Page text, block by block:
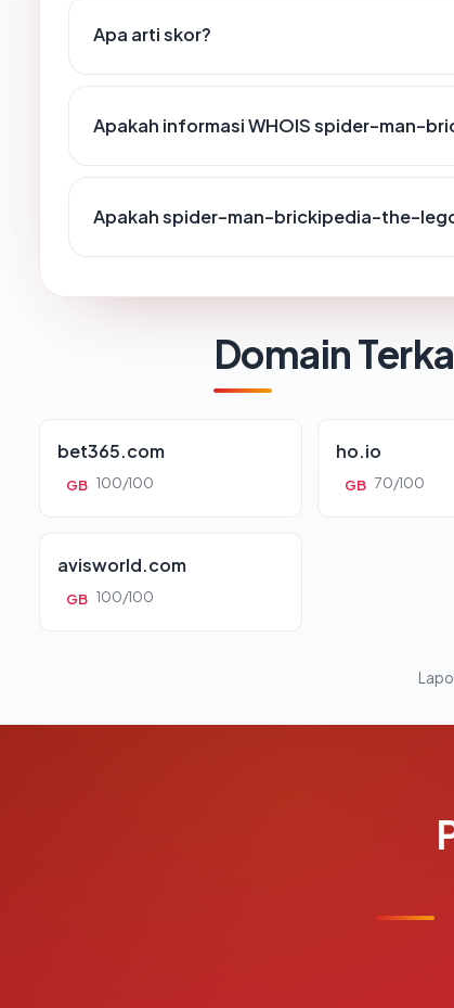
Apa arti skor?
Apakah informasi WHOIS spider-man-
Apakah spider-man-brickipedia-the-
Domain
bet365.com
GB 100/100
ho.io
GB 70/100
avisworld.com
GB 100/100